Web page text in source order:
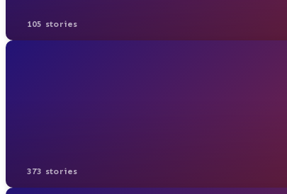
105 stories
373 stories